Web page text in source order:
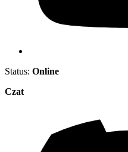
Status: Online
Czat